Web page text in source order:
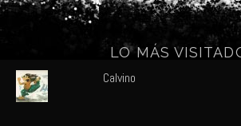
LO MÁS
Calvino